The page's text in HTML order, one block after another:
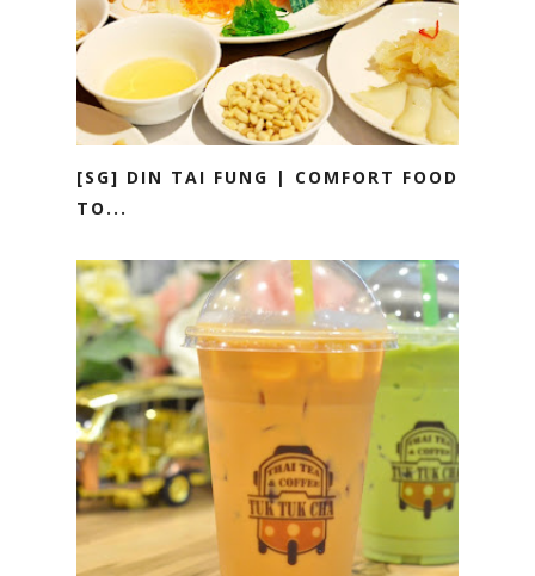
[SG] DIN TAI FUNG | COMFORT FOOD
TO...